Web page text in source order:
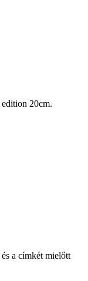
20cm.
a címkét mielőtt